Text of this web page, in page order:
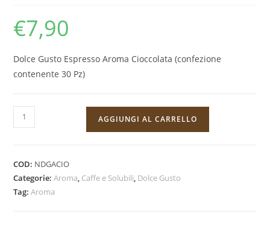
€7,90
Dolce Gusto Espresso Aroma Cioccolata (confezione
contenente 30 Pz)
Capsula
Dolce
Cioccolata
30
AGGIUNGI AL CARRELLO
COD: NDGACIO
Categorie:Aroma, Caffe e Solubili, Dolce Gusto
Tag:Aroma